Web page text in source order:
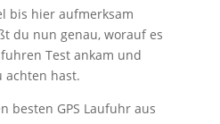
bis hier aufmerksam
du nun genau, worauf es
Test ankam und
achten hast.
besten GPS Laufuhr aus